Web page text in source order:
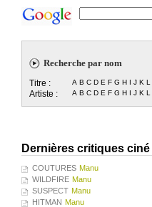
Recherche par nom
Titre : A B C D E F G H I J K L
Artiste : A B C D E F G H I J K L
Dernières critiques ciné
COUTURES Manu
WILDFIRE Manu
SUSPECT Manu
HITMAN Manu